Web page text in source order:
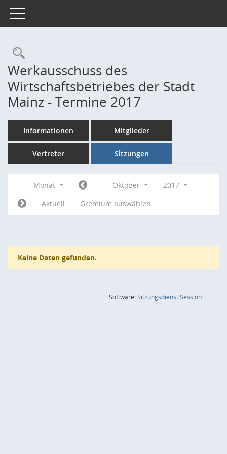
Toggle navigation
Rechercheauswahl
Werkausschuss des
Wirtschaftsbetriebes der Stadt
Mainz - Termine 2017
Informationen Mitglieder
Vertreter Sitzungen
Monat Oktober
2017
Aktuell
Gremium auswählen
Keine Daten gefunden.
Software:SitzungsdienstSession(Wird in